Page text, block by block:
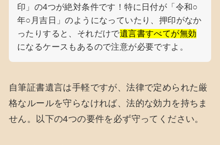
印」の4つが絶対条件です！特に日付が「令和○
年○月吉日」のようになっていたり、押印がなか
ったりすると、それだけで遺言書すべてが無効
になるケースもあるので注意が必要ですよ。
自筆証書遺言は手軽ですが、法律で定められた厳
格なルールを守らなければ、法的な効力を持ちま
せん。以下の4つの要件を必ず守ってください。